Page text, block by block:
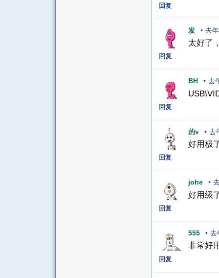
回复
发 • 去年
太好了
回复
BH • 去
回复
的v • 去
好用极
回复
johe •
好用级
回复
555 • 去
非常好
回复